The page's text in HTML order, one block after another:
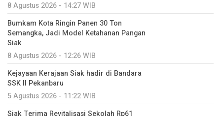
8 Agustus 2026 - 14:27 WIB
Bumkam Kota Ringin Panen 30 Ton
Semangka, Jadi Model Ketahanan Pangan
Siak
8 Agustus 2026 - 12:26 WIB
Kejayaan Kerajaan Siak hadir di Bandara
SSK II Pekanbaru
5 Agustus 2026 - 11:22 WIB
Siak Terima Revitalisasi Sekolah Rp61